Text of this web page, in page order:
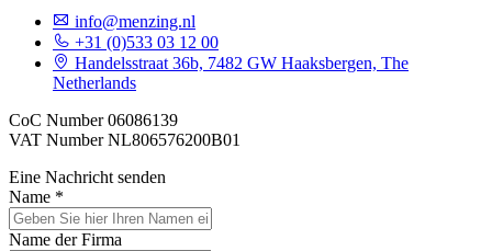
info@menzing.nl
+31 (0)533 03 12 00
Handelsstraat 36b, 7482 GW Haaksbergen, The
Netherlands
CoC Number06086139
VAT NumberNL806576200B01
Eine Nachricht senden
Name *
Name der Firma